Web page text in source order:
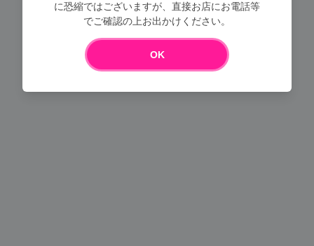
Loading...
に恐縮ではございますが、直接お店にお電話等
でご確認の上お出かけください。
OK